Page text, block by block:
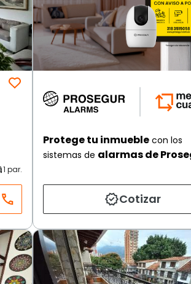
Protege tu inmueble con los
sistemas de alarmas de
Cotizar